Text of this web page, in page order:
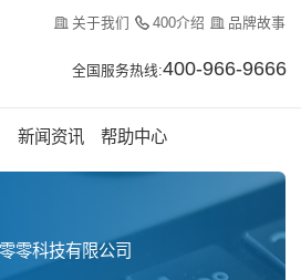
关于我们 400介绍 品牌故事
全国服务热线:400-966-9666
新闻资讯 帮助中心
零科技有限公司